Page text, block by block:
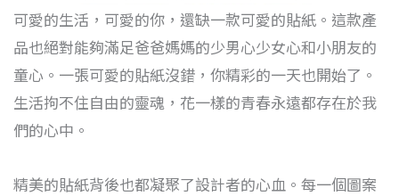
可愛的生活，可愛的你，還缺一款可愛的貼紙。這款產
品也絕對能夠滿足爸爸媽媽的少男心少女心和小朋友的
童心。一張可愛的貼紙沒錯，你精彩的一天也開始了。
生活拘不住自由的靈魂，花一樣的青春永遠都存在於我
們的心中。
精美的貼紙背後也都凝聚了設計者的心血。每一個圖案